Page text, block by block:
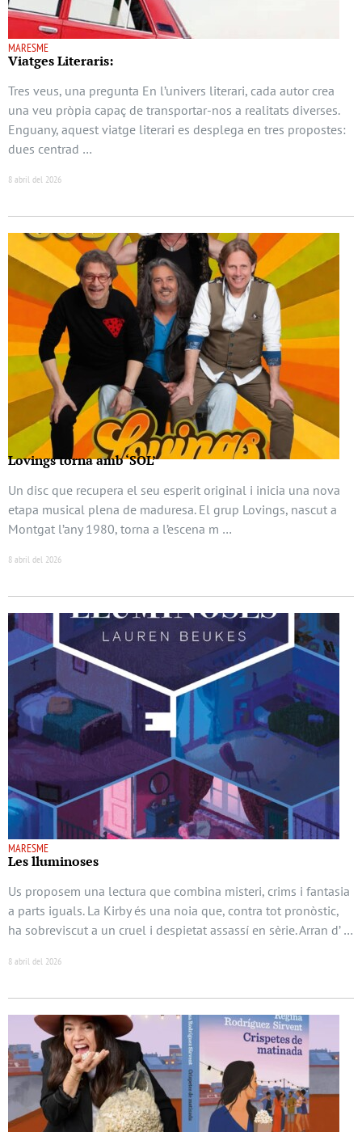
MARESME
Viatges Literaris:
Tres veus, una pregunta En l’univers literari, cada autor crea
una veu pròpia capaç de transportar-nos a realitats diverses.
Enguany, aquest viatge literari es desplega en tres propostes:
dues centrad …
8 abril del 2026
Lovings torna amb ‘SOL’
Un disc que recupera el seu esperit original i inicia una nova
etapa musical plena de maduresa. El grup Lovings, nascut a
Montgat l’any 1980, torna a l’escena m …
8 abril del 2026
MARESME
Les lluminoses
Us proposem una lectura que combina misteri, crims i fantasia
a parts iguals. La Kirby és una noia que, contra tot pronòstic,
ha sobreviscut a un cruel i despietat assassí en sèrie. Arran d’ …
8 abril del 2026